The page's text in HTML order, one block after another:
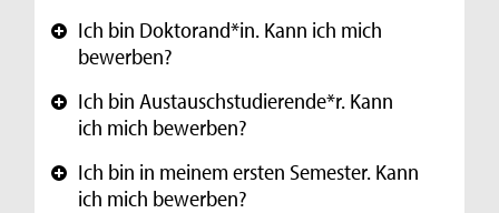
+ Ich bin Doktorand*in. Kann ich mich
bewerben?
+ Ich bin Austauschstudierende*r. Kann
ich mich bewerben?
+ Ich bin in meinem ersten Semester. Kann
ich mich bewerben?